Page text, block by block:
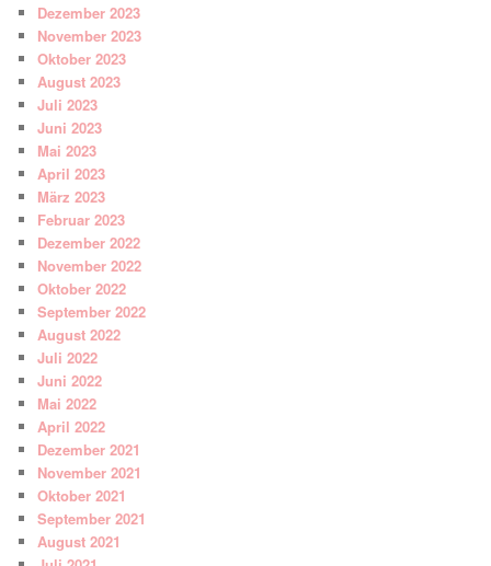
Dezember 2023
November 2023
Oktober 2023
August 2023
Juli 2023
Juni 2023
Mai 2023
April 2023
März 2023
Februar 2023
Dezember 2022
November 2022
Oktober 2022
September 2022
August 2022
Juli 2022
Juni 2022
Mai 2022
April 2022
Dezember 2021
November 2021
Oktober 2021
September 2021
August 2021